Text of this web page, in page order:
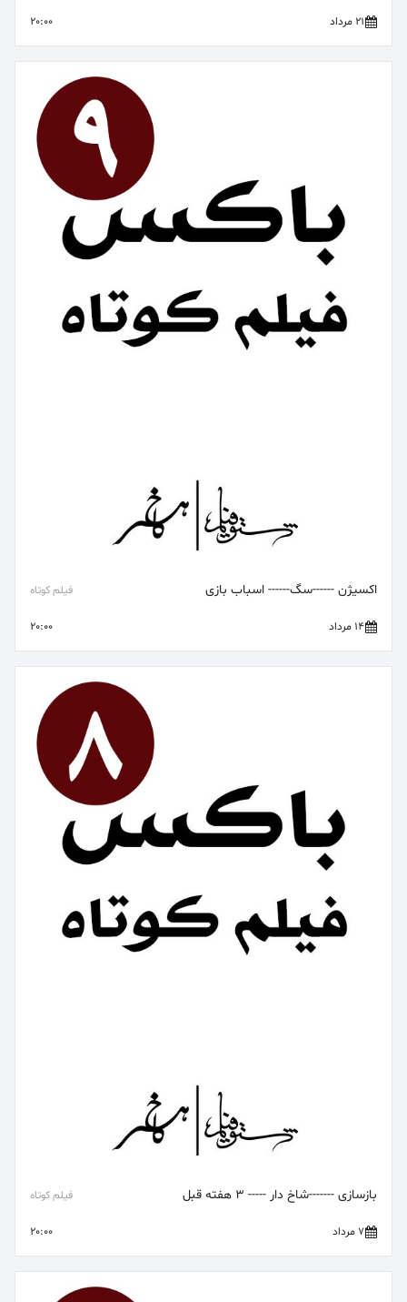
21 مرداد 20:00
اکسیژن ------سگ------ اسباب بازی فیلم کوتاه
14 مرداد 20:00
بازسازی -------شاخ دار ----- 3 هفته قبل فیلم کوتاه
7 مرداد 20:00